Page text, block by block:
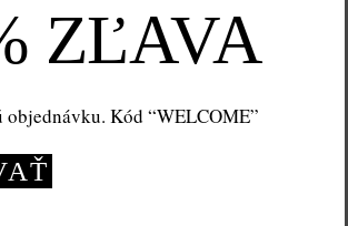
ZĽAVA
objednávku. Kód “WELCOME”